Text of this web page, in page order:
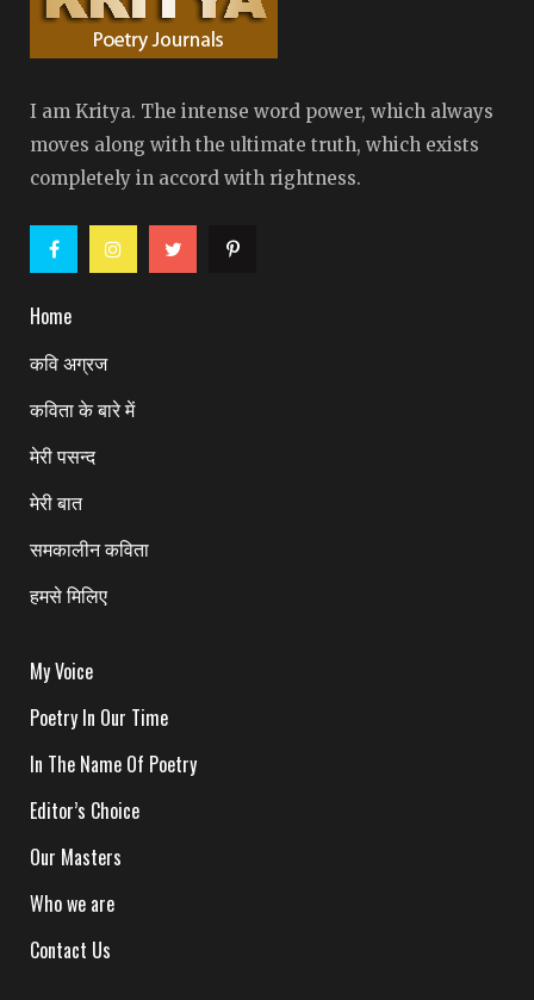
I am Kritya. The intense word power, which always
moves along with the ultimate truth, which exists
completely in accord with rightness.
Home
कवि अग्रज
कविता के बारे में
मेरी पसन्द
मेरी बात
समकालीन कविता
हमसे मिलिए
My Voice
Poetry In Our Time
In The Name Of Poetry
Editor’s Choice
Our Masters
Who we are
Contact Us